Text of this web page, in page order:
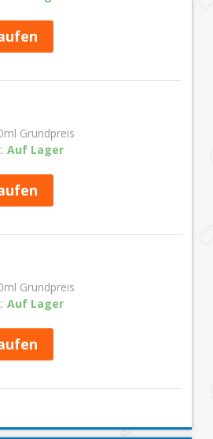
Grundpreis
Auf Lager
Grundpreis
Auf Lager